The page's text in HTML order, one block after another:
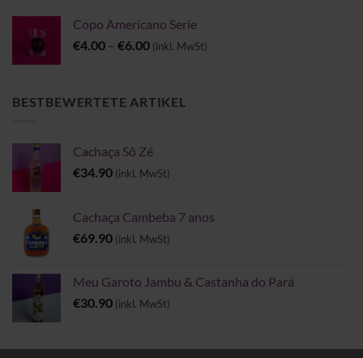
Copo Americano Serie
€4.00 – €6.00Preisspanne:
€6.00
(inkl. MwSt)
BESTBEWERTETE ARTIKEL
Cachaça Sô Zé
€34.90 (inkl. MwSt)
Cachaça Cambeba 7 anos
€69.90 (inkl. MwSt)
Meu Garoto Jambu & Castanha do Pará
€30.90 (inkl. MwSt)